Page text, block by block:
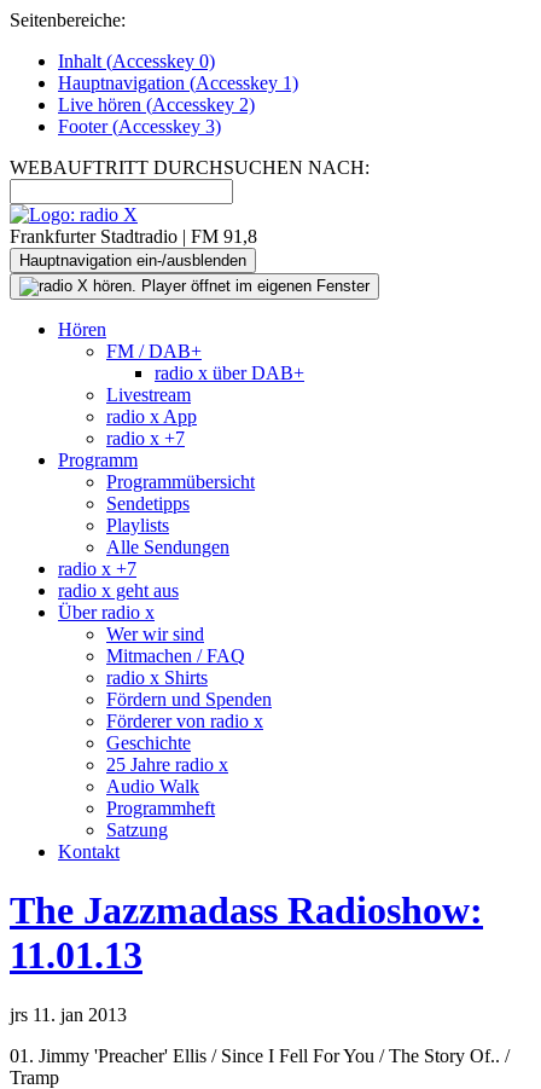
Seitenbereiche:
Inhalt (Accesskey 0)
Hauptnavigation (Accesskey 1)
Live hören (Accesskey 2)
Footer(Accesskey 3)
WEBAUFTRITT DURCHSUCHEN NACH:
Frankfurter Stadtradio | FM 91,8
Hauptnavigation ein-/ausblenden
Hören
FM / DAB+
radio x über DAB+
Livestream
radio x App
radio x +7
Programm
Programmübersicht
Sendetipps
Playlists
Alle Sendungen
radio x +7
radio x geht aus
Über radio x
Wer wir sind
Mitmachen / FAQ
radio x Shirts
Fördern und Spenden
Förderer von radio x
Geschichte
25 Jahre radio x
Audio Walk
Programmheft
Satzung
Kontakt
The Jazzmadass Radioshow:
11.01.13
jrs 11. jan 2013
01. Jimmy 'Preacher' Ellis / Since I Fell For You / The Story Of.. /
Tramp